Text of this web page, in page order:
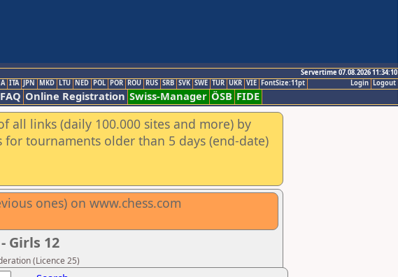
Servertime 07.08.2026 11:34:10
Logout
Login
ITA JPN MKD LTU NED POL POR ROU RUS SRB SVK SWE TUR UKR VIE FontSize:11pt
FAQ Online Registration Swiss-Manager ÖSB FIDE
all links (daily 100.000 sites and more) by
tournaments older than 5 days (end-date)
ones) on www.chess.com
Girls 12
(Licence 25)